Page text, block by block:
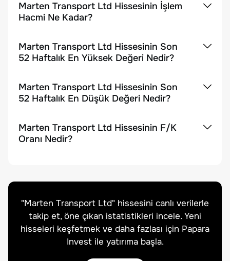
Marten Transport Ltd Hissesinin İşlem
Hacmi Ne Kadar?
Marten Transport Ltd Hissesinin Son
52 Haftalık En Yüksek Değeri Nedir?
Marten Transport Ltd Hissesinin Son
52 Haftalık En Düşük Değeri Nedir?
Marten Transport Ltd Hissesinin F/K
Oranı Nedir?
"Marten Transport Ltd" hissesini canlı verilerle
takip et, öne çıkan istatistikleri incele. Yeni
hisseleri keşfetmek ve daha fazlası için Papara
Invest ile yatırıma başla.